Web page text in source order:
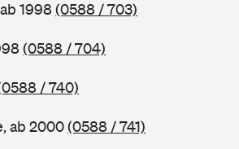
1998(0588 / 703)
(0588 / 704)
/ 740)
ab 2000(0588 / 741)